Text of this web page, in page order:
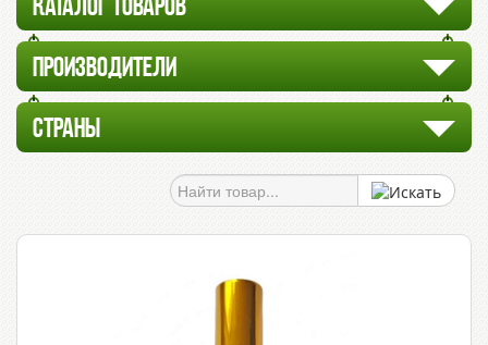
КАТАЛОГ ТОВАРОВ
ПРОИЗВОДИТЕЛИ
СТРАНЫ